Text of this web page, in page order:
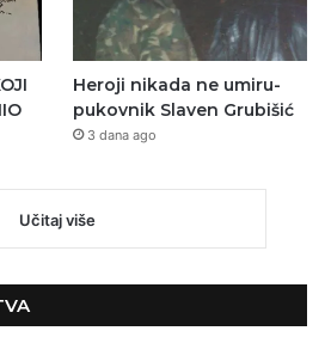
Heroji nikada ne umiru-
pukovnik Slaven Grubišić
3 dana ago
Učitaj više